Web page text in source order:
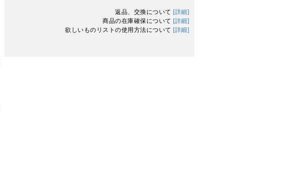
返品、交換について [詳細]
商品の在庫確保について [詳細]
欲しいものリストの使用方法について [詳細]